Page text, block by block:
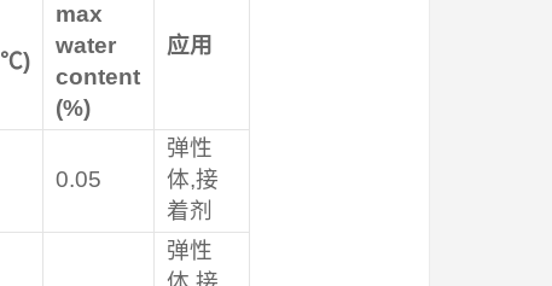
℃)
max
water
content
(%)
应用
0.05
弹性
体,接
着剂
弹性